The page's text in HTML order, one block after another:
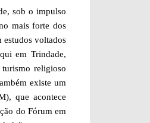
sob o impulso
mais forte dos
estudos voltados
em Trindade,
turismo religioso
existe um
que acontece
do Fórum em